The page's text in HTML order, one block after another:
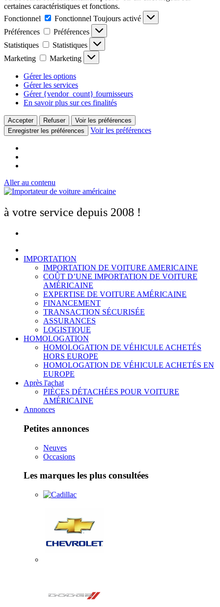
certaines caractéristiques et fonctions.
Fonctionnel
Fonctionnel Toujours activé
Préférences
Préférences
Statistiques
Statistiques
Marketing
Marketing
Gérer les options
Gérer les services
Gérer {vendor_count} fournisseurs
En savoir plus sur ces finalités
Accepter Refuser
Voir les préférences
Enregistrer les préférences
Voir les préférences
Aller au contenu
à votre service depuis 2008 !
IMPORTATION
IMPORTATION DE VOITURE AMERICAINE
COÛT D’UNE IMPORTATION DE VOITURE
AMÉRICAINE
EXPERTISE DE VOITURE AMÉRICAINE
FINANCEMENT
TRANSACTION SÉCURISÉE
ASSURANCES
LOGISTIQUE
HOMOLOGATION
HOMOLOGATION DE VÉHICULE ACHETÉS
HORS EUROPE
HOMOLOGATION DE VÉHICULE ACHETÉS EN
EUROPE
Après l'achat
PIÈCES DÉTACHÉES POUR VOITURE
AMÉRICAINE
Annonces
Petites annonces
Neuves
Occasions
Les marques les plus consultées